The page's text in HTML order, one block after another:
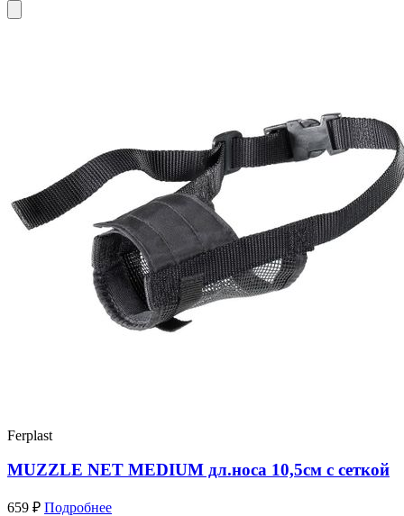
Ferplast
MUZZLE NET MEDIUM дл.носа 10,5см с сеткой
659 ₽ Подробнее